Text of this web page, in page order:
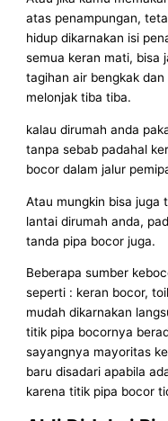
atas penampungan,
hidup dikarnakan isi
semua keran mati, bisa
tagihan air bengkak
melonjak tiba tiba.
kalau dirumah anda
tanpa sebab padahal
bocor dalam jalur
Atau mungkin bisa juga
lantai dirumah anda,
tanda pipa bocor juga.
Beberapa sumber
seperti : keran bocor,
mudah dikarnakan
titik pipa bocornya
sayangnya mayoritas
baru disadari apabila
karena titik pipa bocor